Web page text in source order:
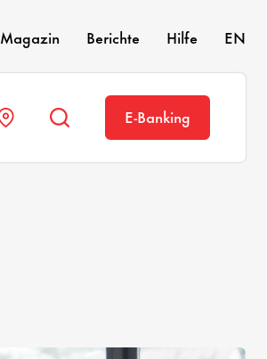
Magazin Berichte Hilfe EN
E-Banking